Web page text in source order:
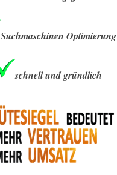
Suchmaschinen Optimierung
schnell und gründlich